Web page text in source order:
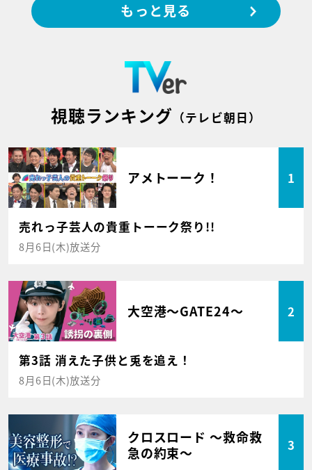
もっと見る
視聴ランキング （テレビ朝日）
アメトーーク！ 1
売れっ子芸人の貴重トーーク祭り!!
8月6日(木)放送分
大空港～GATE24～ 2
第3話 消えた子供と兎を追え！
8月6日(木)放送分
クロスロード ～救命救
急の約束～
3